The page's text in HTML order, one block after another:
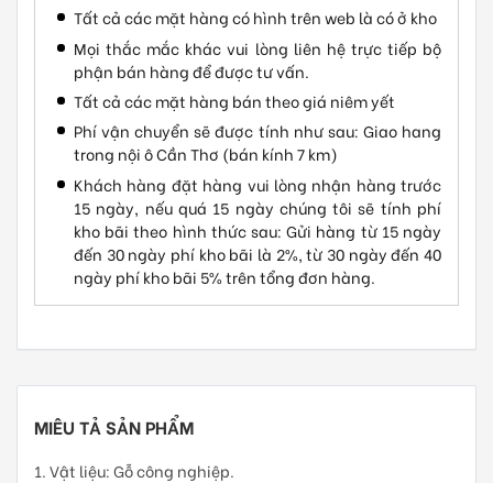
Tất cả các mặt hàng có hình trên web là có ở kho
Mọi thắc mắc khác vui lòng liên hệ trực tiếp bộ
phận bán hàng để được tư vấn.
Tất cả các mặt hàng bán theo giá niêm yết
Phí vận chuyển sẽ được tính như sau: Giao hang
trong nội ô Cần Thơ (bán kính 7 km)
Khách hàng đặt hàng vui lòng nhận hàng trước
15 ngày, nếu quá 15 ngày chúng tôi sẽ tính phí
kho bãi theo hình thức sau: Gửi hàng từ 15 ngày
đến 30 ngày phí kho bãi là 2%, từ 30 ngày đến 40
ngày phí kho bãi 5% trên tổng đơn hàng.
MIÊU TẢ SẢN PHẨM
1. Vật liệu: Gỗ công nghiệp.